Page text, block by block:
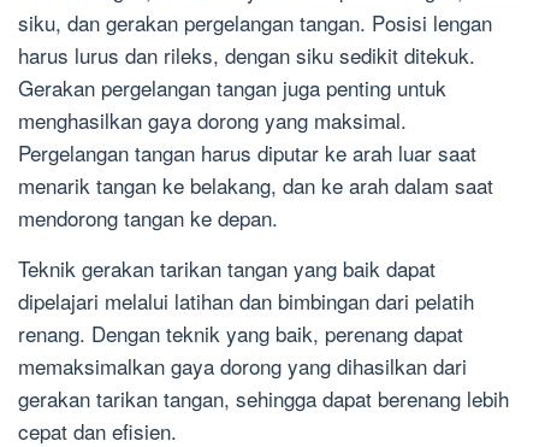
siku, dan gerakan pergelangan tangan. Posisi lengan
harus lurus dan rileks, dengan siku sedikit ditekuk.
Gerakan pergelangan tangan juga penting untuk
menghasilkan gaya dorong yang maksimal.
Pergelangan tangan harus diputar ke arah luar saat
menarik tangan ke belakang, dan ke arah dalam saat
mendorong tangan ke depan.
Teknik gerakan tarikan tangan yang baik dapat
dipelajari melalui latihan dan bimbingan dari pelatih
renang. Dengan teknik yang baik, perenang dapat
memaksimalkan gaya dorong yang dihasilkan dari
gerakan tarikan tangan, sehingga dapat berenang lebih
cepat dan efisien.